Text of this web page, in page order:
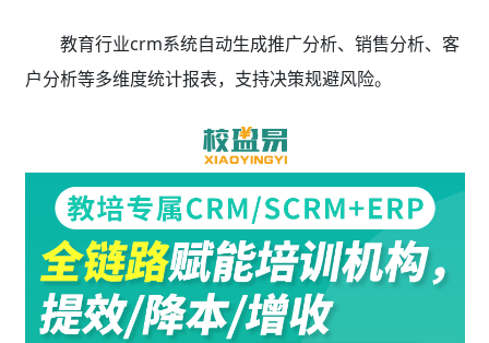
教育行业crm系统自动生成推广分析、销售分析、客
户分析等多维度统计报表，支持决策规避风险。